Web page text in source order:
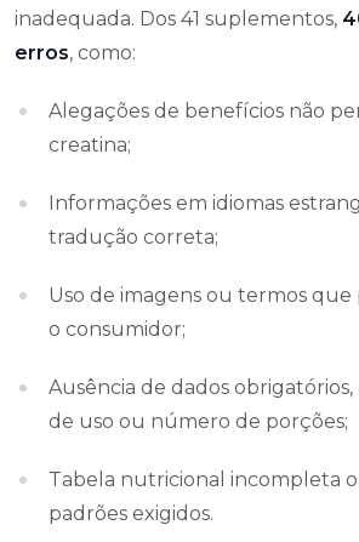
inadequada. Dos 41 suplementos,
erros, como:
Alegações de benefícios não
creatina;
Informações em idiomas
tradução correta;
Uso de imagens ou termos
o consumidor;
Ausência de dados
de uso ou número de porções;
Tabela nutricional incompleta
padrões exigidos.